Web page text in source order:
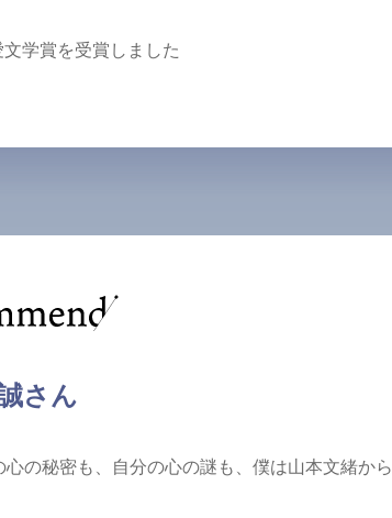
学賞を受賞しました
さん
心の秘密も、自分の心の謎も、僕は山本文緒から